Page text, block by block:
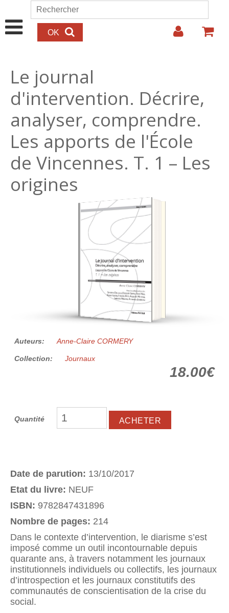
Aller au contenu principal
Formulaire de recherche
Rechercher
Le journal
d'intervention. Décrire,
analyser, comprendre.
Les apports de l'École
de Vincennes. T. 1 – Les
origines
18.00€
Auteurs: Anne-Claire CORMERY
Collection: Journaux
18.00€
Quantité
Date de parution: 13/10/2017
Etat du livre: NEUF
ISBN: 9782847431896
Nombre de pages: 214
Dans le contexte d’intervention, le diarisme s’est
imposé comme un outil incontournable depuis
quarante ans, à travers notamment les journaux
institutionnels individuels ou collectifs, les journaux
d’introspection et les journaux constitutifs des
communautés de conscientisation de la crise du
social.